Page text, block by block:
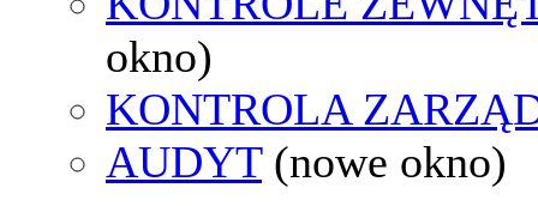
okno)
KONTROLA
AUDYT (nowe okno)